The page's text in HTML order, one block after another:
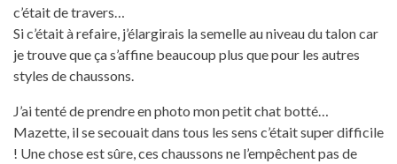
c’était de travers…
Si c’était à refaire, j’élargirais la semelle au niveau du talon car
je trouve que ça s’affine beaucoup plus que pour les autres
styles de chaussons.
J’ai tenté de prendre en photo mon petit chat botté…
Mazette, il se secouait dans tous les sens c’était super difficile
! Une chose est sûre, ces chaussons ne l’empêchent pas de